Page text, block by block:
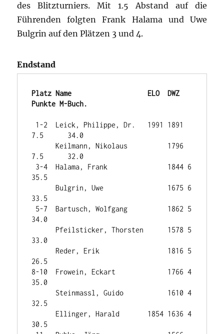
des Blitzturniers. Mit 1.5 Abstand auf die
Führenden folgten Frank Halama und Uwe
Bulgrin auf den Plätzen 3 und 4.
Endstand
Platz Name                   ELO  DWZ
Punkte M-Buch.
7.5      34.0
      Keilmann, Nikolaus          1796
7.5      32.0
35.5
      Bulgrin, Uwe                1675 6
33.5
34.0
33.0
      Reder, Erik                 1816 5
26.5
8-10  Frowein, Eckart             1766 4
35.0
32.5
30.5